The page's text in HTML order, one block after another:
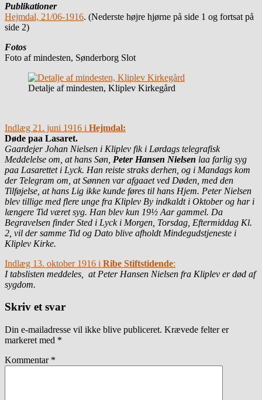
Publikationer
Hejmdal, 21/06-1916. (Nederste højre hjørne på side 1 og fortsat på
side 2)
Fotos
Foto af mindesten, Sønderborg Slot
Detalje af mindesten, Kliplev Kirkegård
Indlæg 21. juni 1916 i Hejmdal:
Døde paa Lasaret.
Gaardejer Johan Nielsen i Kliplev fik i Lørdags telegrafisk
Meddelelse om, at hans Søn, Peter Hansen Nielsen laa farlig syg
paa Lasarettet i Lyck. Han reiste straks derhen, og i Mandags kom
der Telegram om, at Sønnen var afgaaet ved Døden, med den
Tilføjelse, at hans Lig ikke kunde føres til hans Hjem. Peter Nielsen
blev tillige med flere unge fra Kliplev By indkaldt i Oktober og har i
længere Tid været syg. Han blev kun 19½ Aar gammel. Da
Begravelsen finder Sted i Lyck i Morgen, Torsdag, Eftermiddag Kl.
2, vil der samme Tid og Dato blive afholdt Mindegudstjeneste i
Kliplev Kirke.
Indlæg 13. oktober 1916 i Ribe Stiftstidende:
I tabslisten meddeles, at Peter Hansen Nielsen fra Kliplev er død af
sygdom.
Skriv et svar
Din e-mailadresse vil ikke blive publiceret. Krævede felter er
markeret med *
Kommentar *